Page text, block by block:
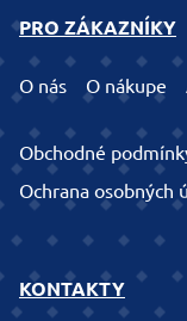
PRO ZÁKAZNÍKY
O nás O nákupe
Obchodné
Ochrana osobných
KONTAKTY